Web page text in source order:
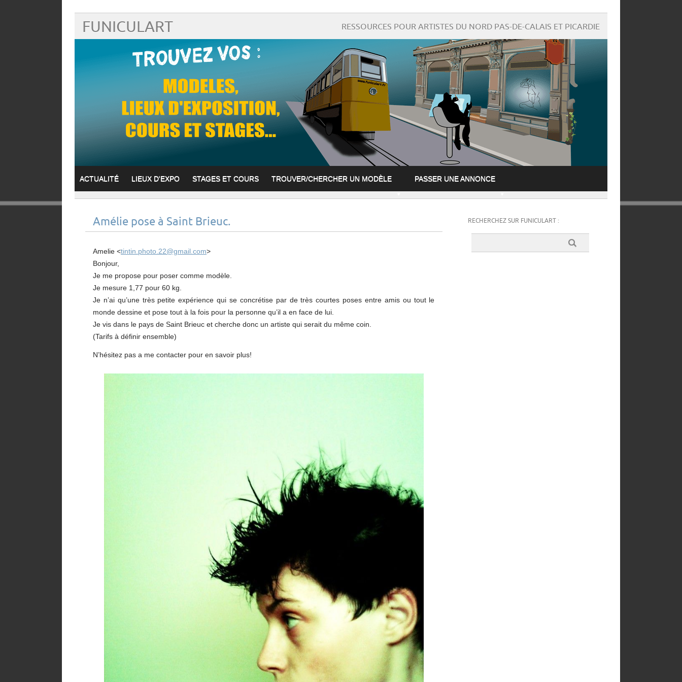
FUNICULART RESSOURCES POUR ARTISTES DU NORD PAS-DE-CALAIS ET PICARDIE
ACTUALITÉ LIEUX D'EXPO STAGES ET COURS TROUVER/CHERCHER UN MODÈLE PASSER UNE ANNONCE
Amélie pose à Saint Brieuc.
Amelie <tintin.photo.22@gmail.com>
Bonjour,
Je me propose pour poser comme modèle.
Je mesure 1,77 pour 60 kg.
Je n’ai qu’une très petite expérience qui se concrétise par de très courtes poses entre amis ou tout le
monde dessine et pose tout à la fois pour la personne qu’il a en face de lui.
Je vis dans le pays de Saint Brieuc et cherche donc un artiste qui serait du même coin.
(Tarifs à définir ensemble)
N’hésitez pas a me contacter pour en savoir plus!
RECHERCHEZ SUR FUNICULART :